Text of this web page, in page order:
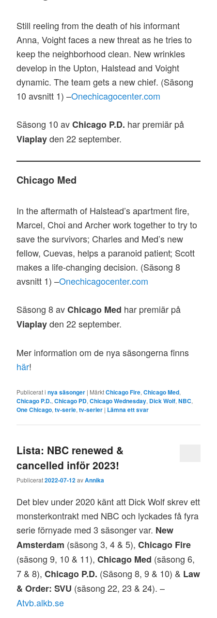
Still reeling from the death of his informant
Anna, Voight faces a new threat as he tries to
keep the neighborhood clean. New wrinkles
develop in the Upton, Halstead and Voight
dynamic. The team gets a new chief. (Säsong
10 avsnitt 1) –Onechicagocenter.com
Säsong 10 avChicago P.D. har premiär på
Viaplayden 22 september.
Chicago Med
In the aftermath of Halstead’s apartment fire,
Marcel, Choi and Archer work together to try to
save the survivors; Charles and Med’s new
fellow, Cuevas, helps a paranoid patient; Scott
makes a life-changing decision. (Säsong 8
avsnitt 1) –Onechicagocenter.com
Säsong 8 avChicago Med har premiär på
Viaplayden 22 september.
Mer information om de nya säsongerna finns
här!
Publicerat i nya säsonger | MärktChicago Fire,Chicago Med,
Chicago P.D.,Chicago PD,Chicago Wednesday, Dick Wolf,NBC,
One Chicago,tv-serie,tv-serier | Lämna ett svar
Lista: NBC renewed &
cancelled inför 2023!
Publicerat2022-07-12avAnnika
Det blev under 2020 känt att Dick Wolf skrev ett
monsterkontrakt med NBC och lyckades få fyra
serie förnyade med 3 säsonger var. New
Amsterdam (säsong 3, 4 & 5),Chicago Fire
(säsong 9, 10 & 11),Chicago Med (säsong 6,
7 & 8),Chicago P.D. (Säsong 8, 9 & 10) & Law
& Order: SVU (säsong 22, 23 & 24). –
Atvb.alkb.se